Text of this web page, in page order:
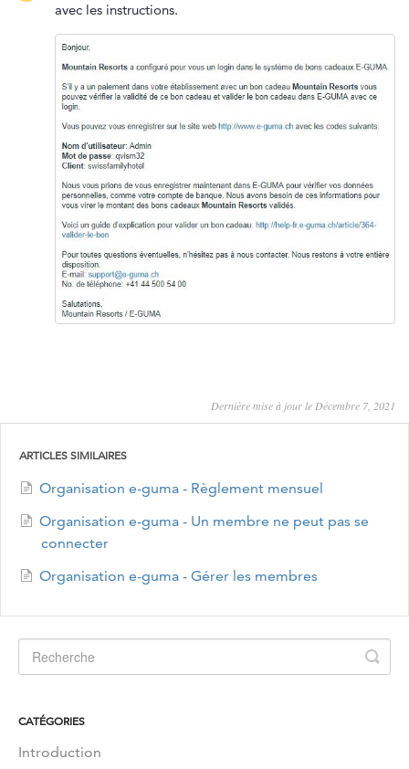
avec les instructions.
Dernière mise à jour le Décembre 7, 2021
ARTICLES SIMILAIRES
Organisation e-guma - Règlement mensuel
Organisation e-guma - Un membre ne peut pas se
connecter
Organisation e-guma - Gérer les membres
CATÉGORIES
Introduction